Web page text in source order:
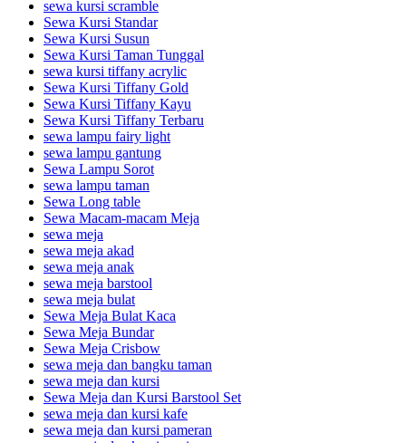
sewa kursi scramble
Sewa Kursi Standar
Sewa Kursi Susun
Sewa Kursi Taman Tunggal
sewa kursi tiffany acrylic
Sewa Kursi Tiffany Gold
Sewa Kursi Tiffany Kayu
Sewa Kursi Tiffany Terbaru
sewa lampu fairy light
sewa lampu gantung
Sewa Lampu Sorot
sewa lampu taman
Sewa Long table
Sewa Macam-macam Meja
sewa meja
sewa meja akad
sewa meja anak
sewa meja barstool
sewa meja bulat
Sewa Meja Bulat Kaca
Sewa Meja Bundar
Sewa Meja Crisbow
sewa meja dan bangku taman
sewa meja dan kursi
Sewa Meja dan Kursi Barstool Set
sewa meja dan kursi kafe
sewa meja dan kursi pameran